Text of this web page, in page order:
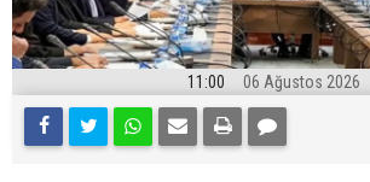
11:00 06 Ağustos 2026